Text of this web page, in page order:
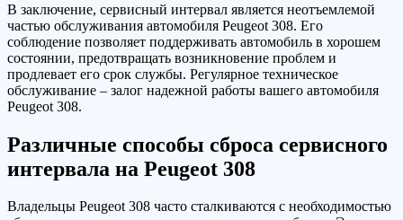
В заключение, сервисный интервал является неотъемлемой
частью обслуживания автомобиля Peugeot 308. Его
соблюдение позволяет поддерживать автомобиль в хорошем
состоянии, предотвращать возникновение проблем и
продлевает его срок службы. Регулярное техническое
обслуживание – залог надежной работы вашего автомобиля
Peugeot 308.
Различные способы сброса сервисного
интервала на Peugeot 308
Владельцы Peugeot 308 часто сталкиваются с необходимостью